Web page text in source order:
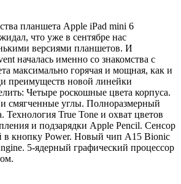
планшета Apple iPad mini 6
что уже в сентябре нас
версиями планшетов. И
началась именно со знакомства с
максимально горячая и мощная, как и
преимуществ новой линейки
Четыре роскошные цвета корпуса.
смягченные углы. Полноразмерный
Технология True Tone и охват цветов
и подзарядки Apple Pencil. Сенсор
в кнопку Power. Новый чип A15 Bionic
5-ядерный графический процессор